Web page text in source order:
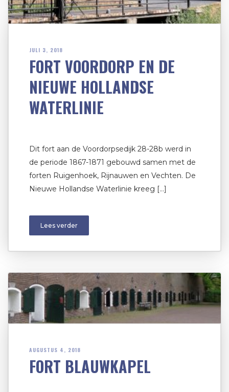
JULI 3, 2018
FORT VOORDORP EN DE
NIEUWE HOLLANDSE
WATERLINIE
Dit fort aan de Voordorpsedijk 28-28b werd in
de periode 1867-1871 gebouwd samen met de
forten Ruigenhoek, Rijnauwen en Vechten. De
Nieuwe Hollandse Waterlinie kreeg […]
Lees verder
AUGUSTUS 4, 2018
FORT BLAUWKAPEL